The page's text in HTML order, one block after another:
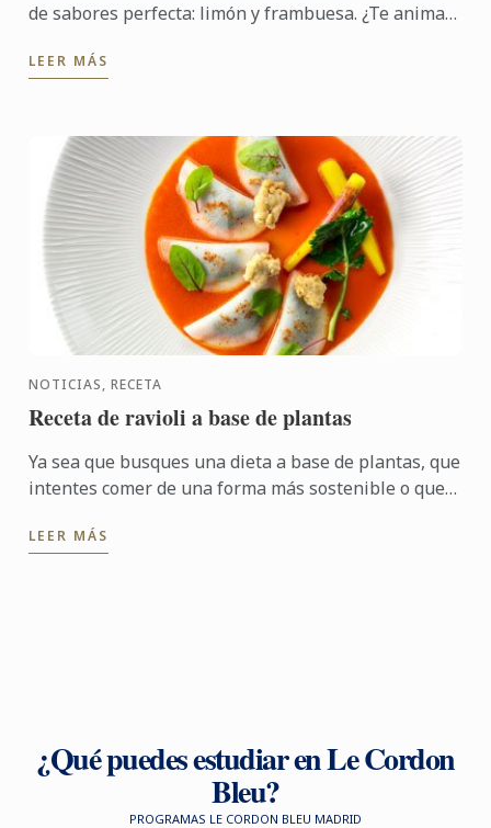
de sabores perfecta: limón y frambuesa. ¿Te animas
LEER MÁS
NOTICIAS, RECETA
Receta de ravioli a base de plantas
Ya sea que busques una dieta a base de plantas, que
intentes comer de una forma más sostenible o que
sabores que ...
LEER MÁS
¿Qué puedes estudiar en Le Cordon
Bleu?
PROGRAMAS LE CORDON BLEU MADRID